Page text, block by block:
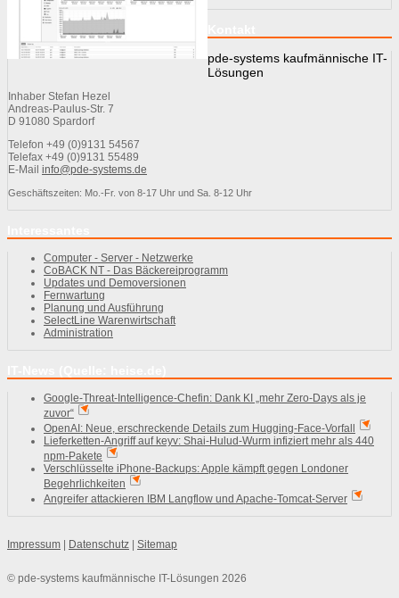
pde-systems kaufmännische IT-
Lösungen
Inhaber Stefan Hezel
Andreas-Paulus-Str. 7
D 91080 Spardorf
Telefon +49 (0)9131 54567
Telefax +49 (0)9131 55489
E-Mail info@pde-systems.de
Geschäftszeiten: Mo.-Fr. von 8-17 Uhr und Sa. 8-12 Uhr
Computer - Server - Netzwerke
CoBACK NT - Das Bäckereiprogramm
Updates und Demoversionen
Fernwartung
Planung und Ausführung
SelectLine Warenwirtschaft
Administration
Google-Threat-Intelligence-Chefin: Dank KI „mehr Zero-Days als je
zuvor“
OpenAI: Neue, erschreckende Details zum Hugging-Face-Vorfall
Lieferketten-Angriff auf keyv: Shai-Hulud-Wurm infiziert mehr als 440
npm-Pakete
Verschlüsselte iPhone-Backups: Apple kämpft gegen Londoner
Begehrlichkeiten
Angreifer attackieren IBM Langflow und Apache-Tomcat-Server
Impressum Datenschutz Sitemap
© pde-systems kaufmännische IT-Lösungen 2026